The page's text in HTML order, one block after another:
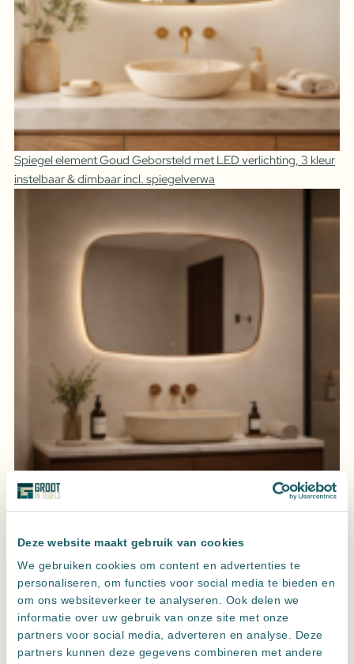
Deze website maakt gebruik van cookies
We gebruiken cookies om content en advertenties te
personaliseren, om functies voor social media te bieden en
om ons websiteverkeer te analyseren. Ook delen we
informatie over uw gebruik van onze site met onze
partners voor social media, adverteren en analyse. Deze
partners kunnen deze gegevens combineren met andere
Spiegel element Goud Geborsteld met LED verlichting, 3 kleur
instelbaar & dimbaar incl. spiegelverwa
dimbaar incl. spiegelverwaming